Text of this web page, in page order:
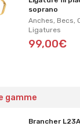
soprano
Anches, Becs,
Ligatures
99,00€
gamme
Brancher